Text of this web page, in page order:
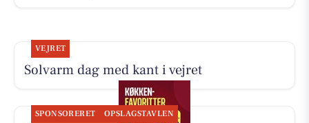
VEJRET
Solvarm dag med kant i vejret
SPONSORERET OPSLAGSTAVLEN